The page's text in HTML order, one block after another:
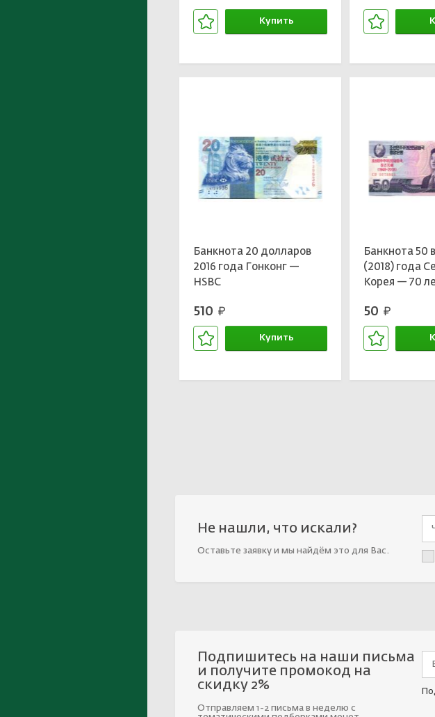
Купить
Банкнота 20 долларов
2016 года Гонконг —
HSBC
510 руб.
Купить
Банкнота 50
(2018) года
Корея — 70
50 руб.
Не нашли, что искали?
Оставьте заявку и мы найдём это для Вас.
Подпишитесь на наши письма
и получите промокод на
скидку 2%
Отправляем 1-2 письма в неделю с